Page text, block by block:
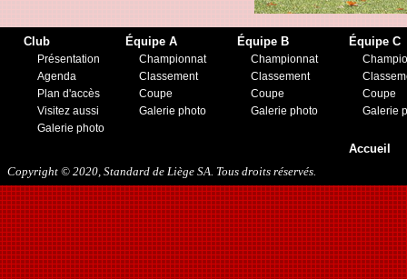
Club
Présentation
Agenda
Plan d'accès
Visitez aussi
Galerie photo
Équipe A
Championnat
Classement
Coupe
Galerie photo
Équipe B
Championnat
Classement
Coupe
Galerie photo
Équipe C
Coupe
Galerie
Accueil
Copyright © 2020, Standard de Liège SA. Tous droits réservés.